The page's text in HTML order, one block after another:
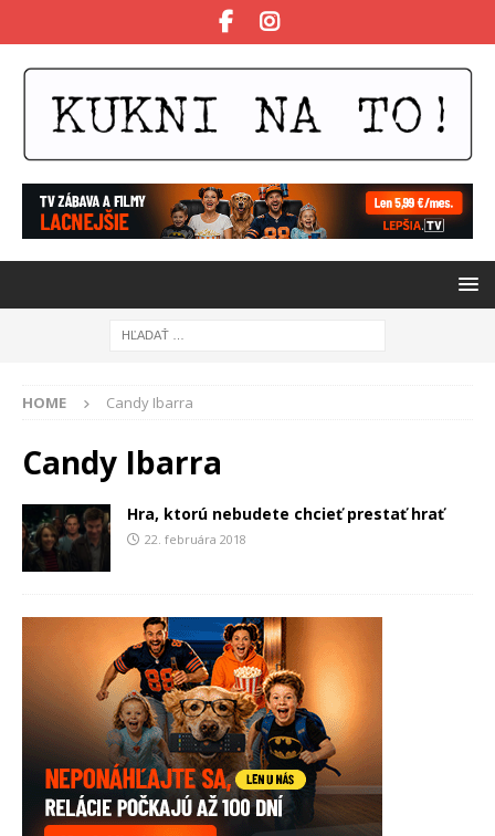
HOME Candy Ibarra
Candy Ibarra
Hra, ktorú nebudete chcieť prestať hrať
22. februára 2018